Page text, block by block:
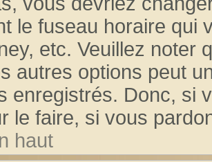
le fuseau horaire qui
etc. Veuillez noter
autres options peut
enregistrés. Donc, si
le faire, si vous
haut